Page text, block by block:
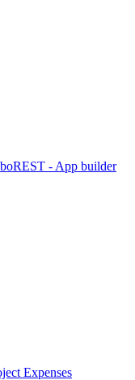
- App builder
Expenses